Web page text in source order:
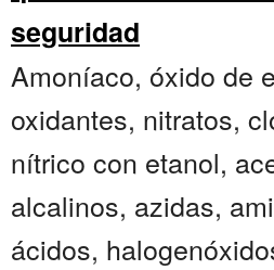
seguridad
Amoníaco, óxido de
oxidantes, nitratos,
nítrico con etanol,
alcalinos, azidas,
ácidos,